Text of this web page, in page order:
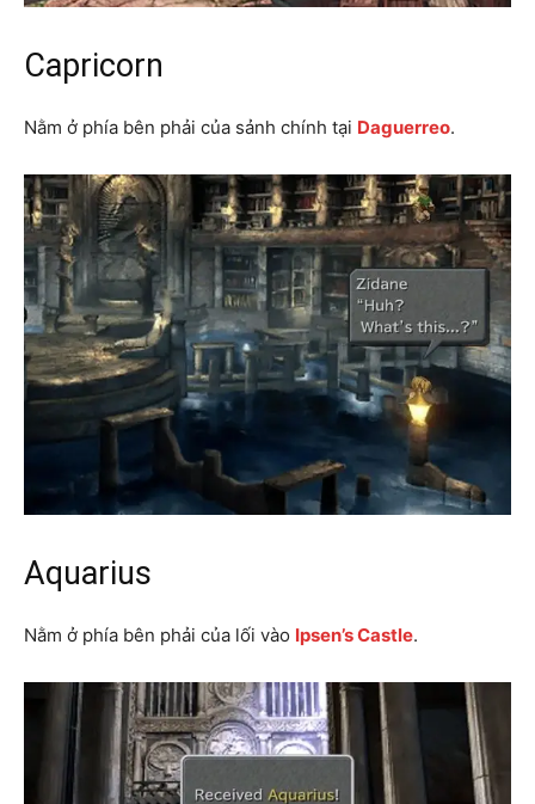
Capricorn
Nằm ở phía bên phải của sảnh chính tại Daguerreo.
Aquarius
Nằm ở phía bên phải của lối vào Ipsen’s Castle.